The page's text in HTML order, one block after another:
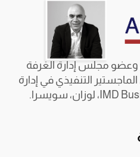
مجلس إدارة الغرفة
التنفيذي في إدارة